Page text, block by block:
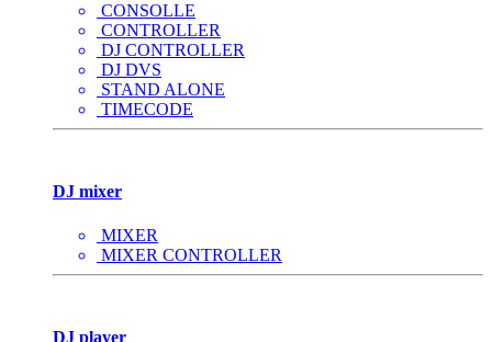
CONSOLLE
CONTROLLER
DJ CONTROLLER
DJ DVS
STAND ALONE
TIMECODE
DJ mixer
MIXER
MIXER CONTROLLER
DJ player